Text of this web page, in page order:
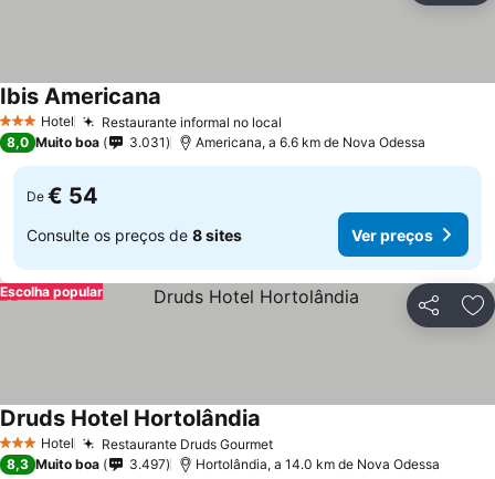
3 EstrelasHotel Restaurante informal no local
Ibis Americana
8,0 Muito boa 3.031 Americana, a 6.6 km de Nova Odessa
De € 54
Consulte os preços de 8 sites Ver preços
Partilhar
Escolha popular
3 EstrelasHotel Restaurante Druds GourmetVer preços
Druds Hotel Hortolândia
8,3 Muito boa 3.497 Hortolândia, a 14.0 km de Nova Odessa